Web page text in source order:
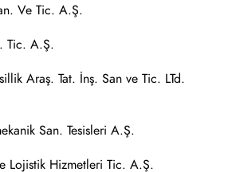
Ve Tic. A.Ş.
Tic. A.Ş.
Araş. Tat. İnş. San ve Tic. LTd.
San. Tesisleri A.Ş.
Lojistik Hizmetleri Tic. A.Ş.